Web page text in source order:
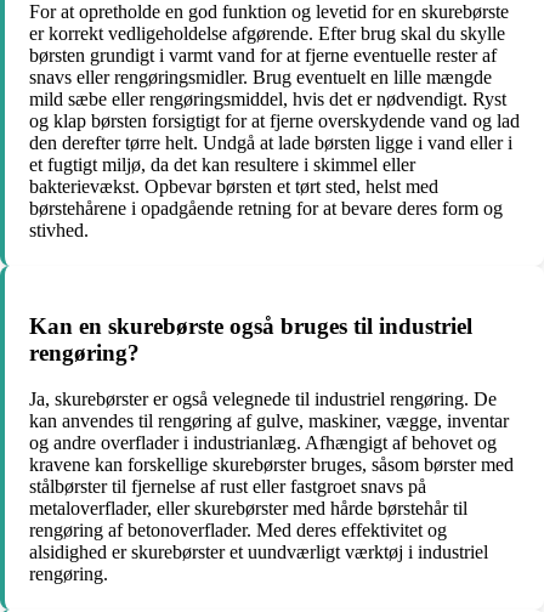
For at opretholde en god funktion og levetid for en skurebørste
er korrekt vedligeholdelse afgørende. Efter brug skal du skylle
børsten grundigt i varmt vand for at fjerne eventuelle rester af
snavs eller rengøringsmidler. Brug eventuelt en lille mængde
mild sæbe eller rengøringsmiddel, hvis det er nødvendigt. Ryst
og klap børsten forsigtigt for at fjerne overskydende vand og lad
den derefter tørre helt. Undgå at lade børsten ligge i vand eller i
et fugtigt miljø, da det kan resultere i skimmel eller
bakterievækst. Opbevar børsten et tørt sted, helst med
børstehårene i opadgående retning for at bevare deres form og
stivhed.
Kan en skurebørste også bruges til industriel
rengøring?
Ja, skurebørster er også velegnede til industriel rengøring. De
kan anvendes til rengøring af gulve, maskiner, vægge, inventar
og andre overflader i industrianlæg. Afhængigt af behovet og
kravene kan forskellige skurebørster bruges, såsom børster med
stålbørster til fjernelse af rust eller fastgroet snavs på
metaloverflader, eller skurebørster med hårde børstehår til
rengøring af betonoverflader. Med deres effektivitet og
alsidighed er skurebørster et uundværligt værktøj i industriel
rengøring.